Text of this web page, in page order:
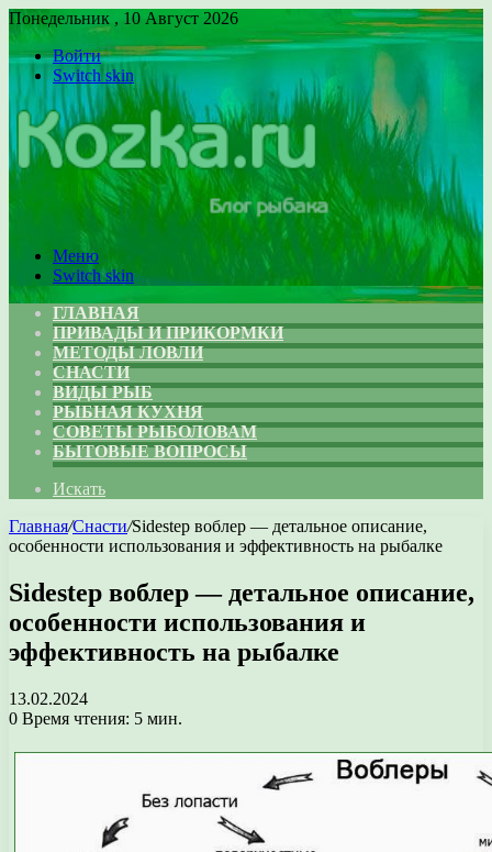
Понедельник , 10 Август 2026
Войти
Switch skin
Меню
Switch skin
ГЛАВНАЯ
ПРИВАДЫ И ПРИКОРМКИ
МЕТОДЫ ЛОВЛИ
СНАСТИ
ВИДЫ РЫБ
РЫБНАЯ КУХНЯ
СОВЕТЫ РЫБОЛОВАМ
БЫТОВЫЕ ВОПРОСЫ
Искать
Главная/Снасти/Sidestep воблер — детальное описание,
особенности использования и эффективность на рыбалке
Sidestep воблер — детальное описание,
особенности использования и
эффективность на рыбалке
13.02.2024
0 Время чтения: 5 мин.